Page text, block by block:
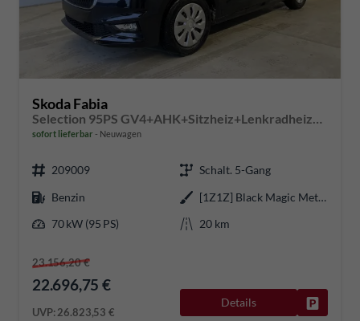
Skoda Fabia
sofort lieferbar Neuwagen
209009
Schalt. 5-Gang
Benzin
[1Z1Z] Black Magic Metallic
70 kW (95 PS)
20 km
23.156,20 €
22.696,75 €
UVP:26.823,53 €
Details